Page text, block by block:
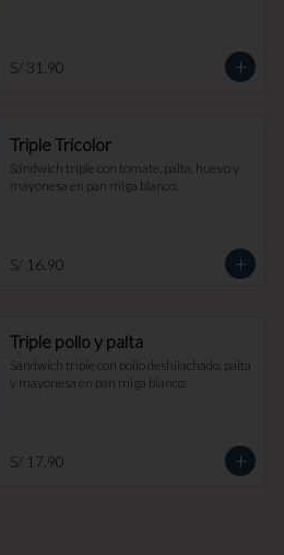
S/ 31.90
Triple Tricolor
Sándwich triple con tomate, palta, huevo y
mayonesa en pan miga blanco.
S/ 16.90
Triple pollo y palta
Sándwich triple con pollo deshilachado, palta
y mayonesa en pan miga blanco.
S/ 17.90